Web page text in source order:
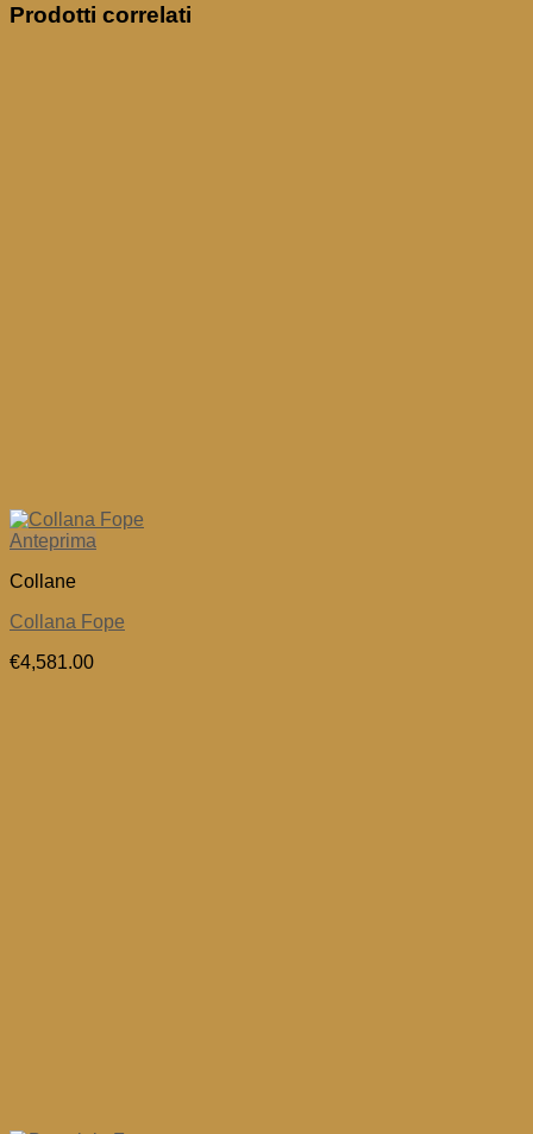
Prodotti correlati
Anteprima
Collane
Collana Fope
€4,581.00